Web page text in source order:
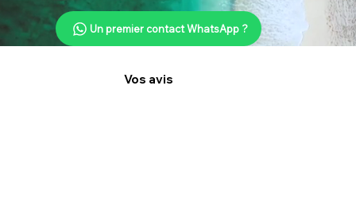
Un premier contact WhatsApp ?
Vos avis